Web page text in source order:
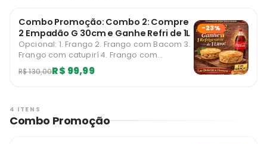
Combo Promoção: Combo 2: Compre
2 Empadão G 30cm e Ganhe Refri de 1L
Opcional: 1. Frango 2. Frango com Bacom 3.
Frango com catupirí 4. Frango com
Cheddar 5. Frango com Azeitona Imagem
ilustrativa Limitado a 1 unidades diárias por
R$ 130,00R$ 99,99
-23%
4 ITENS
Combo Promoção